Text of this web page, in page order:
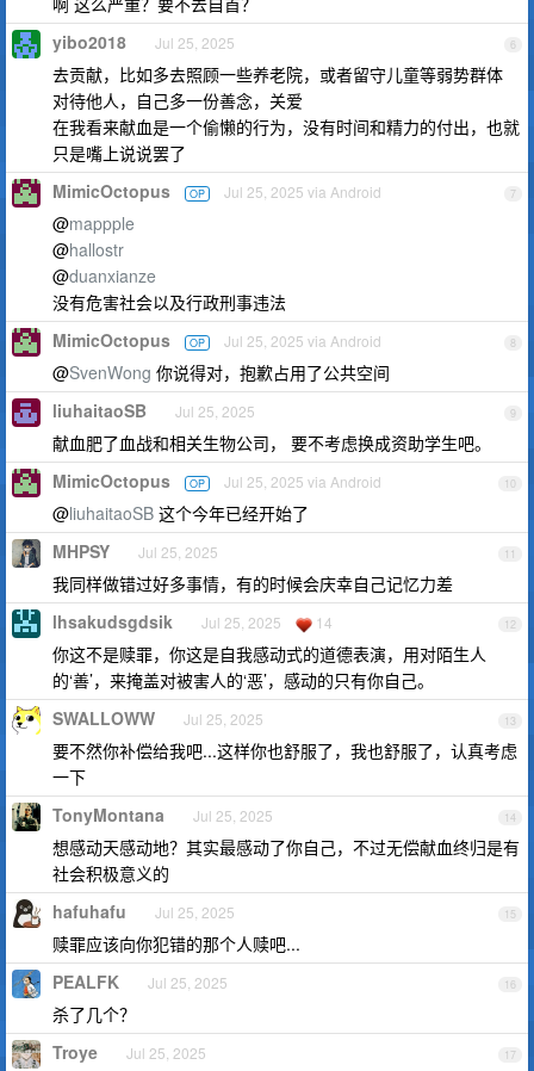
6
yibo2018 Jul 25, 2025
去贡献，比如多去照顾一些养老院，或者留守儿童等弱势群体
对待他人，自己多一份善念，关爱
在我看来献血是一个偷懒的行为，没有时间和精力的付出，也就
只是嘴上说说罢了
7
MimicOctopus OP Jul 25, 2025 via Android
@mappple
@hallostr
@duanxianze
没有危害社会以及行政刑事违法
8
MimicOctopus OP Jul 25, 2025 via Android
@SvenWong 你说得对，抱歉占用了公共空间
9
liuhaitaoSB Jul 25, 2025
献血肥了血战和相关生物公司， 要不考虑换成资助学生吧。
10
MimicOctopus OP Jul 25, 2025 via Android
@liuhaitaoSB 这个今年已经开始了
11
MHPSY Jul 25, 2025
我同样做错过好多事情，有的时候会庆幸自己记忆力差
12
lhsakudsgdsik Jul 25, 2025 14
你这不是赎罪，你这是自我感动式的道德表演，用对陌生人
的‘善’，来掩盖对被害人的‘恶’，感动的只有你自己。
13
SWALLOWW Jul 25, 2025
要不然你补偿给我吧...这样你也舒服了，我也舒服了，认真考虑
一下
14
TonyMontana Jul 25, 2025
想感动天感动地？其实最感动了你自己，不过无偿献血终归是有
社会积极意义的
15
hafuhafu Jul 25, 2025
赎罪应该向你犯错的那个人赎吧...
16
PEALFK Jul 25, 2025
杀了几个？
17
Troye Jul 25, 2025